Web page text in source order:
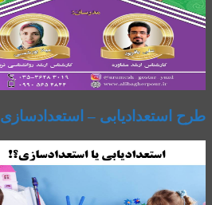
طرح استعدادیابی – استعدادسازی